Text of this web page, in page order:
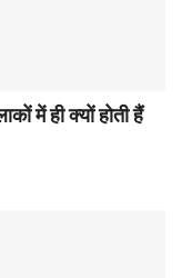
में ही क्यों होती हैं